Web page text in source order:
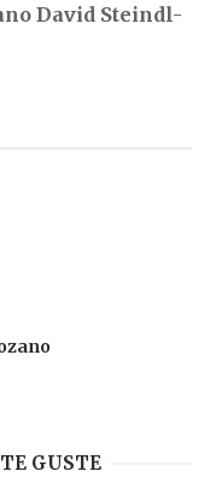
David Steindl-
GUSTE